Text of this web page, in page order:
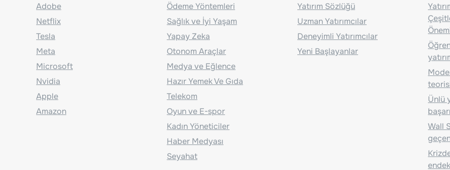
Adobe
Netflix
Tesla
Meta
Microsoft
Nvidia
Apple
Amazon
Ödeme Yöntemleri
Sağlık ve İyi Yaşam
Yapay Zeka
Otonom Araçlar
Medya ve Eğlence
Hazır Yemek Ve Gıda
Telekom
Oyun ve E-spor
Kadın Yöneticiler
Haber Medyası
Seyahat
Yatırım Sözlüğü
Uzman Yatırımcılar
Deneyimli Yatırımcılar
Yeni Başlayanlar
Ünlü
Wall